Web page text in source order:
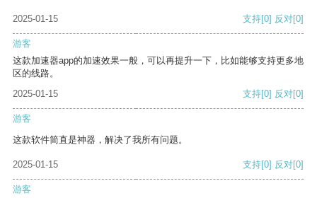
2025-01-15 支持[0] 反对[0]
游客
这款加速器app的加速效果一般，可以再提升一下，比如能够支持更多地
区的线路。
2025-01-15
支持[0] 反对[0]
游客
这款软件简直是神器，解决了我所有问题。
2025-01-15 支持[0] 反对[0]
游客